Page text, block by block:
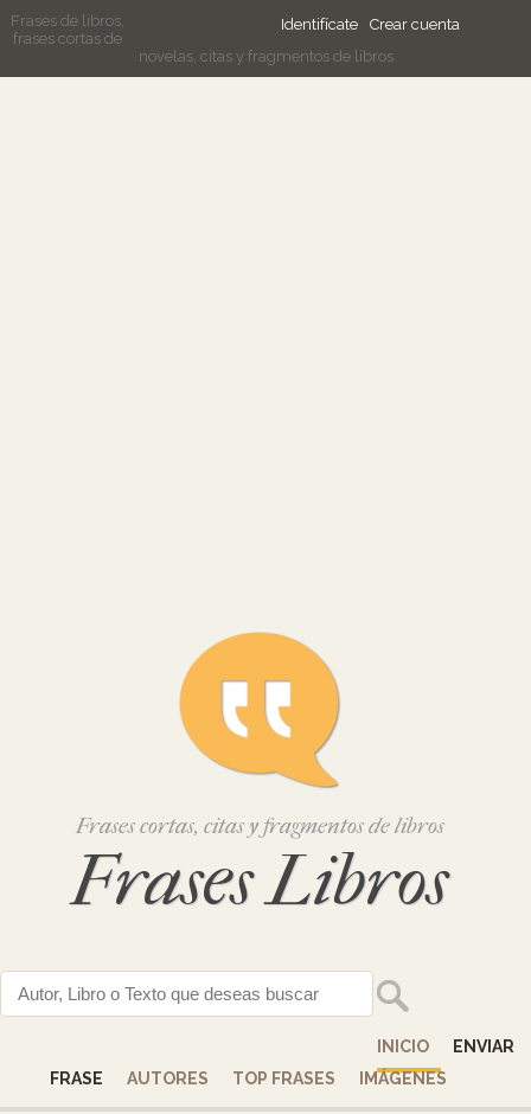
Identifícate Crear cuenta
Frases de libros,
frases cortas de
novelas, citas y fragmentos de libros
Frases cortas, citas y fragmentos de libros
Frases Libros
INICIO
ENVIAR
FRASE
AUTORES TOP FRASES IMÁGENES